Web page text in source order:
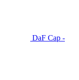
DaF Cap -